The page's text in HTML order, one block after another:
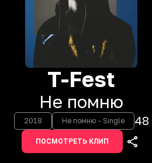
T-Fest
Не помню
2018 Не помню - Single 48
ПОСМОТРЕТЬ КЛИП